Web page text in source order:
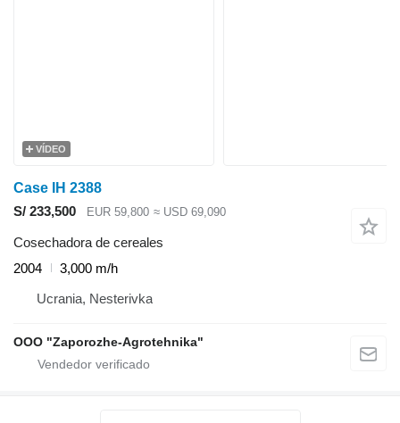
VÍDEO
Case IH 2388
S/ 233,500
EUR 59,800 ≈ USD 69,090
Cosechadora de cereales
2004
3,000 m/h
Ucrania, Nesterivka
OOO "Zaporozhe-Agrotehnika"